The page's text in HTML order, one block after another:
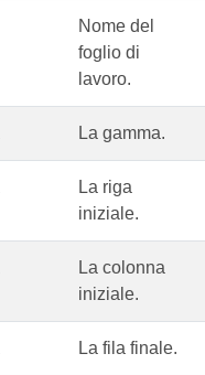
Nome del
foglio di
lavoro.
La gamma.
La riga
iniziale.
La colonna
iniziale.
La fila finale.